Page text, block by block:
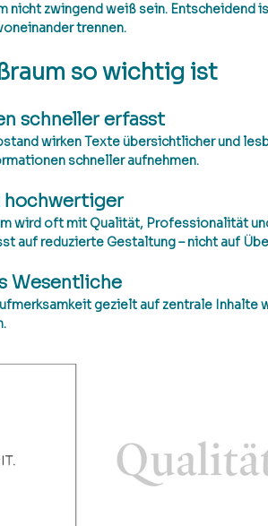
nicht zwingend weiß sein. Entscheidend
trennen.
so wichtig ist
schneller erfasst
wirken Texte übersichtlicher und
schneller aufnehmen.
hochwertiger
wird oft mit Qualität, Professionalität
auf reduzierte Gestaltung – nicht auf
Wesentliche
gezielt auf zentrale